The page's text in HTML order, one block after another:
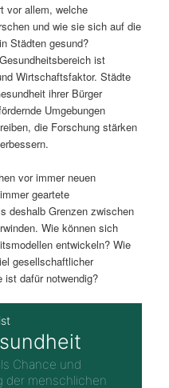
vor allem, welche
und wie sie sich auf die
Städten gesund?
ist
Wirtschaftsfaktor. Städte
ihrer Bürger
Umgebungen
die Forschung stärken
vor immer neuen
geartete
deshalb Grenzen zwischen
Wie können sich
entwickeln? Wie
gesellschaftlicher
ist dafür notwendig?